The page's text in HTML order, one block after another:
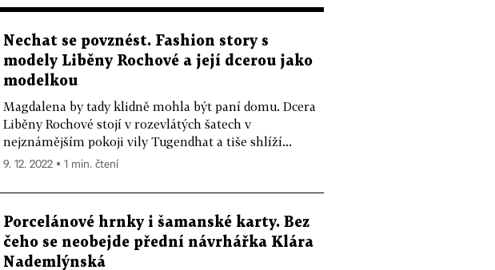
Nechat se povznést. Fashion story s
modely Liběny Rochové a její dcerou jako
modelkou
Magdalena by tady klidně mohla být paní domu. Dcera
Liběny Rochové stojí v rozevlátých šatech v
nejznámějším pokoji vily Tugendhat a tiše shlíží...
9. 12. 2022 ▪ 1 min. čtení
Porcelánové hrnky i šamanské karty. Bez
čeho se neobejde přední návrhářka Klára
Nademlýnská